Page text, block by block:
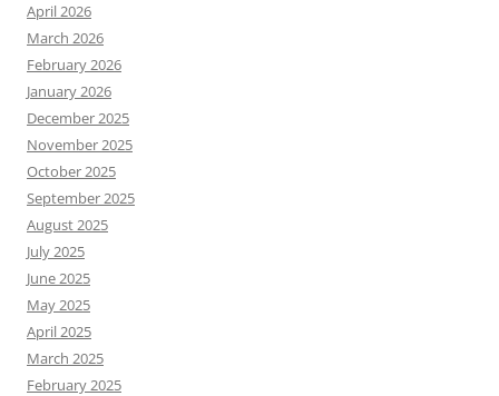
April 2026
March 2026
February 2026
January 2026
December 2025
November 2025
October 2025
September 2025
August 2025
July 2025
June 2025
May 2025
April 2025
March 2025
February 2025